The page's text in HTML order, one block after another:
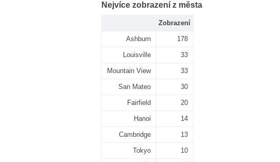
Nejvíce zobrazení z města
Zobrazení
Ashburn 178
Louisville 33
Mountain View 33
San Mateo 30
Fairfield 20
Hanoi 14
Cambridge 13
Tokyo 10